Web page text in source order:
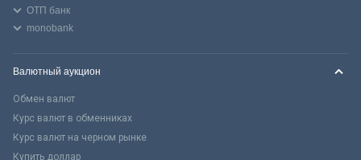
ОТП банк
monobank
Валютный аукцион
Обмен валют
Курс валют в обменниках
Курс валют на черном рынке
Купить доллар